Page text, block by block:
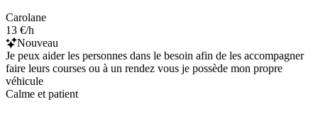
Carolane
13 €/h
Nouveau
Je peux aider les personnes dans le besoin afin de les accompagner
faire leurs courses ou à un rendez vous je possède mon propre
véhicule
Calme et patient